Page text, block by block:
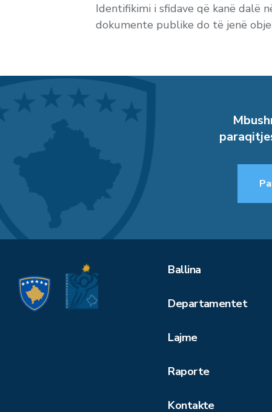
Identifikimi i sfidave që kanë dalë
dokumente publike do të jenë
Ballina
Departamentet
Lajme
Raporte
Kontakte